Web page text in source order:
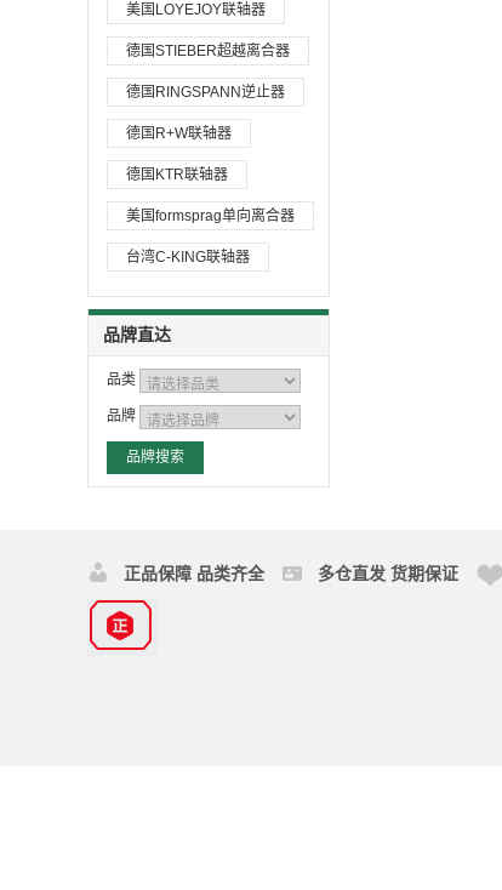
美国LOYEJOY联轴器
德国STIEBER超越离合器
德国RINGSPANN逆止器
德国R+W联轴器
德国KTR联轴器
美国formsprag单向离合器
台湾C-KING联轴器
品牌直达
品类
品牌
正品保障 品类齐全 多仓直发 货期保证